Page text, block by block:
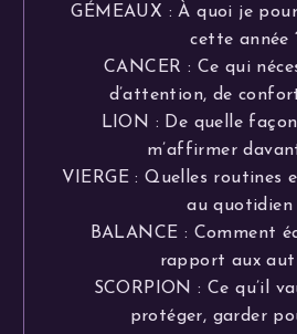
GÉMEAUX : À quoi je
cette année
CANCER : Ce qui
d’attention, de
LION : De quelle
m’affirmer
VIERGE : Quelles routines
au quotidien
BALANCE : Comment
rapport aux
SCORPION : Ce qu’il
protéger, garder